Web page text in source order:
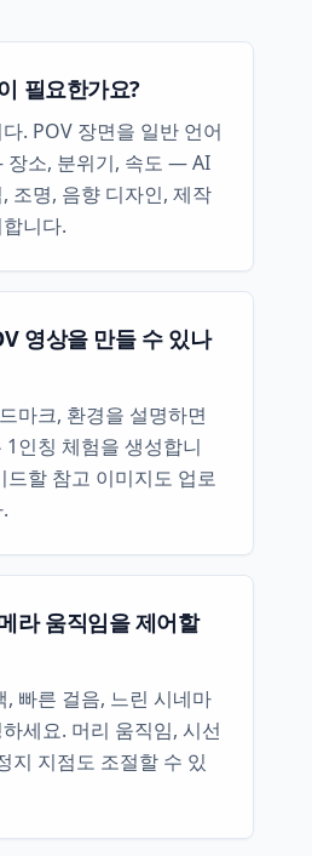
필요한가요?
. POV 장면을 일반 언어
소, 분위기, 속도 — AI
조명, 음향 디자인, 제작
니다.
영상을 만들 수 있나
마크, 환경을 설명하면
인칭 체험을 생성합니
드할 참고 이미지도 업로
라 움직임을 제어할
, 빠른 걸음, 느린 시네마
세요. 머리 움직임, 시선
지 지점도 조절할 수 있